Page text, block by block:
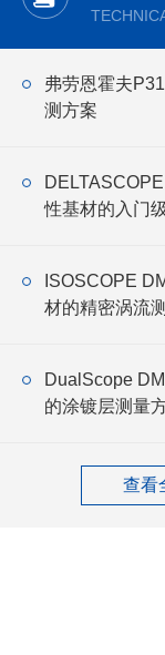
弗劳恩霍夫
测方案
性基材的入门
ISOSCOPE
材的精密涡流
​DualScope
的涂镀层测量
查看